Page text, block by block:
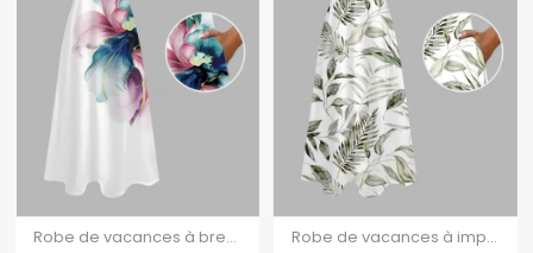
Robe de vacances à bretelles spaghetti et imprimé floral coloré Robe de vacances à imprimé tropical intégral et fines bretelles spaghetti